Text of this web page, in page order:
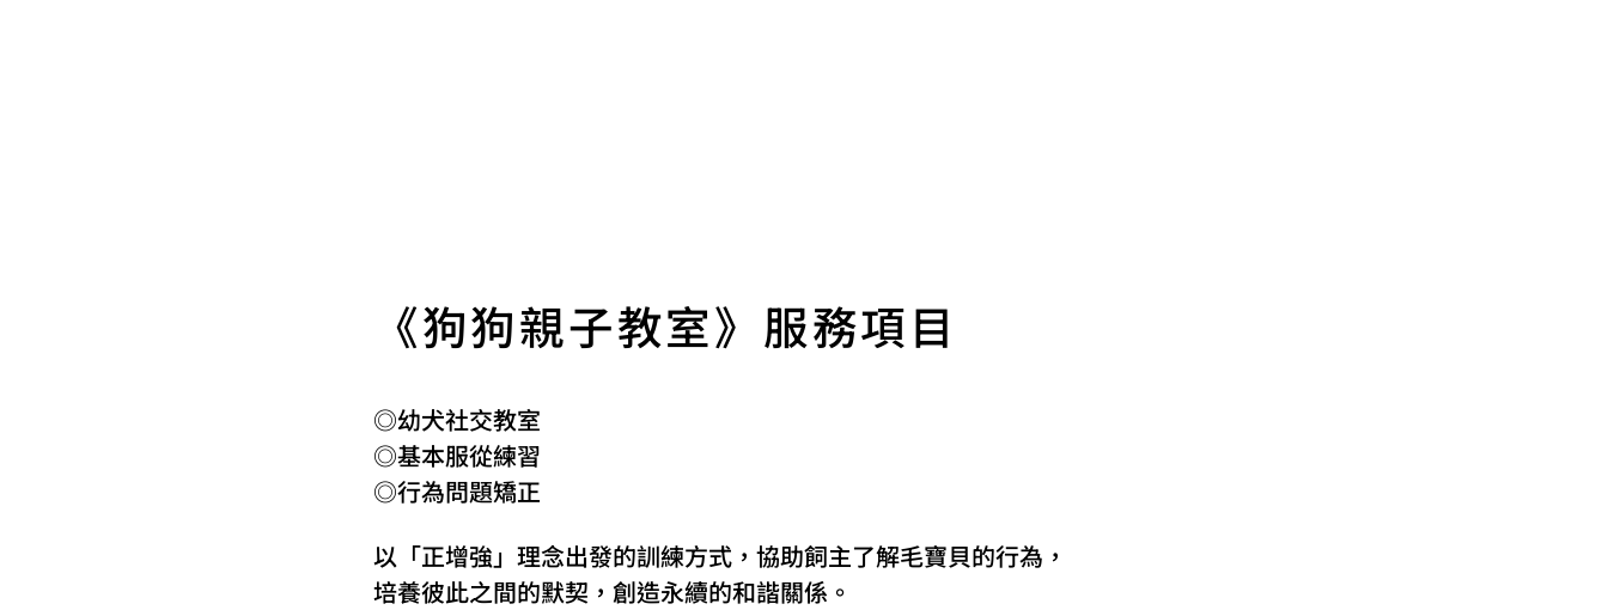
《狗狗親子教室》服務項目
◎幼犬社交教室
◎基本服從練習
◎行為問題矯正
以「正增強」理念出發的訓練方式，協助飼主了解毛寶貝的行為，
培養彼此之間的默契，創造永續的和諧關係。